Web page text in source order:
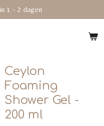
1 - 2 dagen
Ceylon
Foaming
Shower Gel -
200 ml